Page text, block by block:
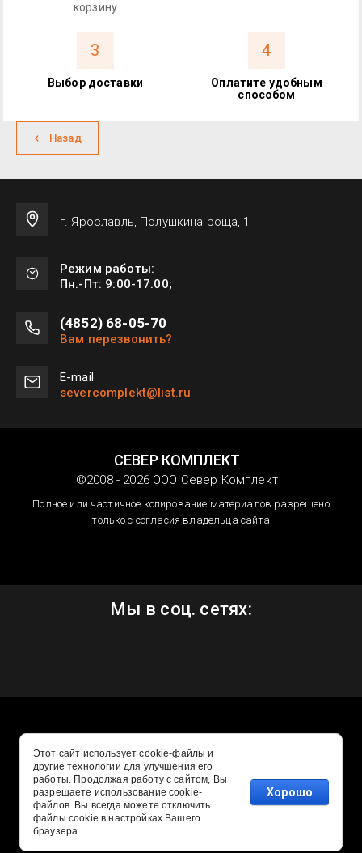
корзину
3
Выбор доставки
4
Оплатите удобным
способом
Назад
г. Ярославль, Полушкина роща, 1
Режим работы:
Пн.-Пт: 9:00-17.00;
(4852) 68-05-70
Вам перезвонить?
Е-mail
severcomplekt@list.ru
СЕВЕР КОМПЛЕКТ
©2008 - 2026 ООО Север Комплект
Полное или частичное копирование материалов разрешено
только с согласия владельца сайта
Мы в соц. сетях:
Заказ, разработка,создание сайтов
Этот сайт использует cookie-файлы и
другие технологии для улучшения его
работы. Продолжая работу с сайтом, Вы
разрешаете использование cookie-
файлов. Вы всегда можете отключить
файлы cookie в настройках Вашего
браузера.
Хорошо